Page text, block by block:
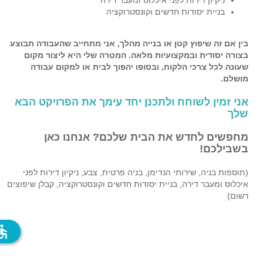
בניית יסודות חדשים וקונסטרוקציה
בין אם זה שיפוץ קטן או בנייה מהלך, אני מתחייב שהעבודה תבוצע
בצורה יסודית ובמקצועיות מלאה. המטרה שלי היא ליצור מקום
שעונה לכל צרכי הלקוח, ובסופו יהפוך לבית או למקום עבודה
מושלם.
אני זמין לשוחח ולתכנן יחד עימך את הפרויקט הבא
שלך
מחפשים לחדש את הבית שלכם? אנחנו כאן
בשבילכם!
(תוספות בניה, שירותי הנדימן, בניה פרטית, צבע, ניקיון דירות לפני
איכלוס ומעבר דירה, בניית יסודות חדשים וקונסטרוקציה, קבלן שיפוצים
רשום)